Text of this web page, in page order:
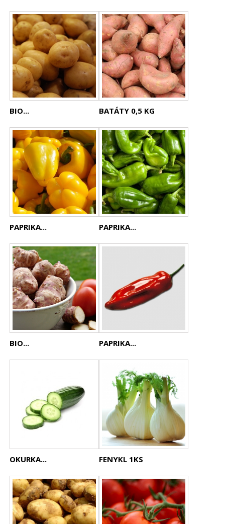
BIO... BATÁTY 0,5 KG
PAPRIKA... PAPRIKA...
BIO... PAPRIKA...
OKURKA... FENYKL 1KS